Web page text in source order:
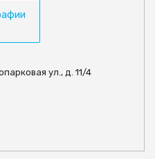
ул., д. 11/4